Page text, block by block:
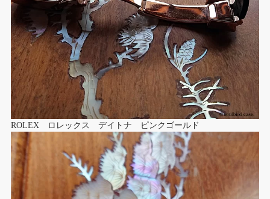
ROLEX ロレックス デイトナ ピンクゴールド